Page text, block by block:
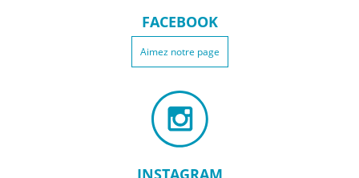
FACEBOOK
Aimez notre page
INSTAGRAM